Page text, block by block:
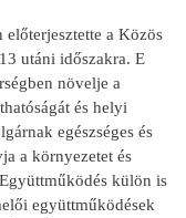
a Közös
utáni időszakra. E
növelje a
és helyi
egészséges és
a környezetet és
külön is
együttműködések